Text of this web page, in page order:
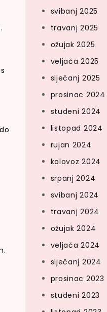
svibanj 2025
travanj 2025
ožujak 2025
veljača 2025
siječanj 2025
prosinac 2024
studeni 2024
listopad 2024
rujan 2024
kolovoz 2024
srpanj 2024
svibanj 2024
travanj 2024
ožujak 2024
veljača 2024
siječanj 2024
prosinac 2023
studeni 2023